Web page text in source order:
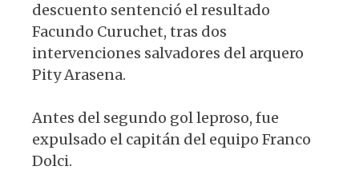
descuento sentenció el resultado
Facundo Curuchet, tras dos
intervenciones salvadores del arquero
Pity Arasena.
Antes del segundo gol leproso, fue
expulsado el capitán del equipo Franco
Dolci.